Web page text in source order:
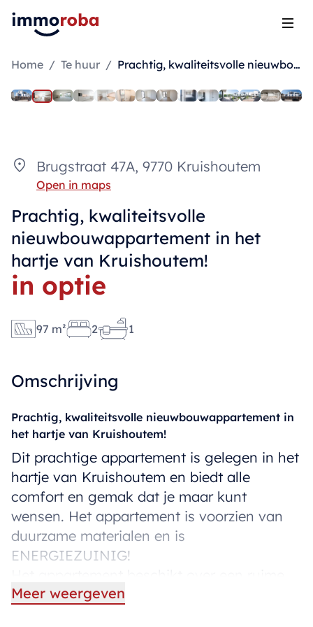
Home / Te huur / Prachtig, kwaliteitsvolle nieuwbouwappartement in het hartje van Kruishoutem!
Brugstraat 47A, 9770 Kruishoutem
Open in maps
Prachtig, kwaliteitsvolle
nieuwbouwappartement in het
hartje van Kruishoutem!
in optie
97 m² 2 1
Omschrijving
Prachtig, kwaliteitsvolle nieuwbouwappartement in
het hartje van Kruishoutem!
Dit prachtige appartement is gelegen in het
hartje van Kruishoutem en biedt alle
comfort en gemak dat je maar kunt
wensen. Het appartement is voorzien van
duurzame materialen en is
ENERGIEZUINIG!
woonkamer, een volledig uitgeruste keuken
Meer weergeven